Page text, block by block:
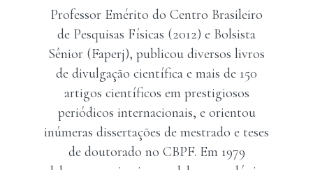
Professor Emérito do Centro Brasileiro
de Pesquisas Físicas (2012) e Bolsista
Sênior (Faperj), publicou diversos livros
de divulgação científica e mais de 150
artigos científicos em prestigiosos
periódicos internacionais, e orientou
inúmeras dissertações de mestrado e teses
de doutorado no CBPF. Em 1979